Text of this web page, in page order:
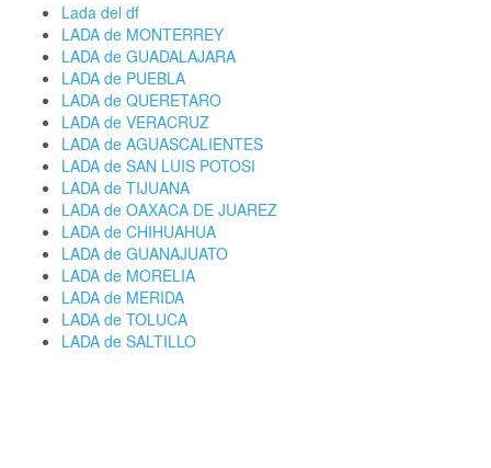
Lada del df
LADA de MONTERREY
LADA de GUADALAJARA
LADA de PUEBLA
LADA de QUERETARO
LADA de VERACRUZ
LADA de AGUASCALIENTES
LADA de SAN LUIS POTOSI
LADA de TIJUANA
LADA de OAXACA DE JUAREZ
LADA de CHIHUAHUA
LADA de GUANAJUATO
LADA de MORELIA
LADA de MERIDA
LADA de TOLUCA
LADA de SALTILLO